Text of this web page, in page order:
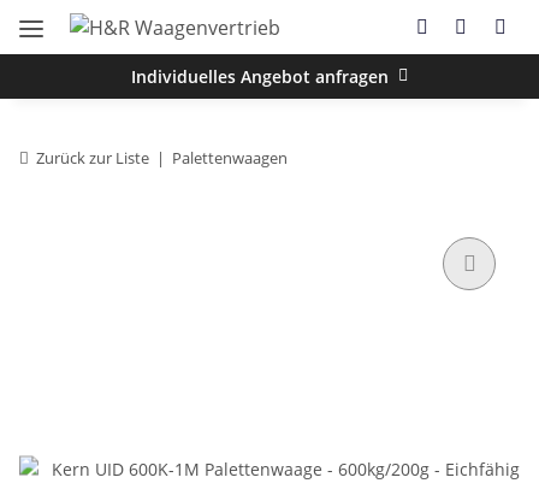
Individuelles Angebot anfragen
Zurück zur Liste Palettenwaagen